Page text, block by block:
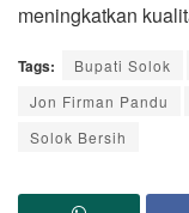
meningkatkan
Tags: Bupati Solok
Jon Firman Pandu
Solok Bersih